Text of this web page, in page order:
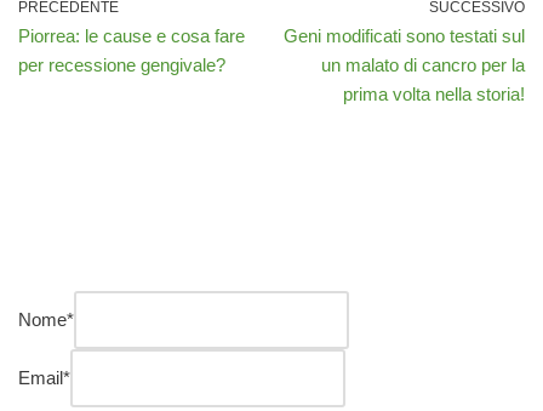
PRECEDENTE
Piorrea: le cause e cosa fare
per recessione gengivale?
SUCCESSIVO
Geni modificati sono testati sul
un malato di cancro per la
prima volta nella storia!
Nome*
Email*